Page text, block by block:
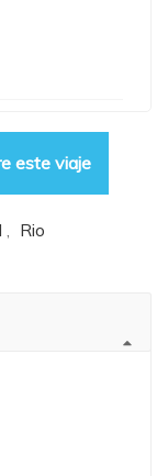
este viaje
Rio